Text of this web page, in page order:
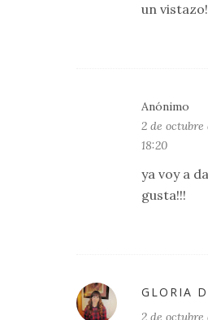
un
Anónimo
2 de octubre
18:20
ya voy a
gusta!!!
GLORIA
2 de octubre